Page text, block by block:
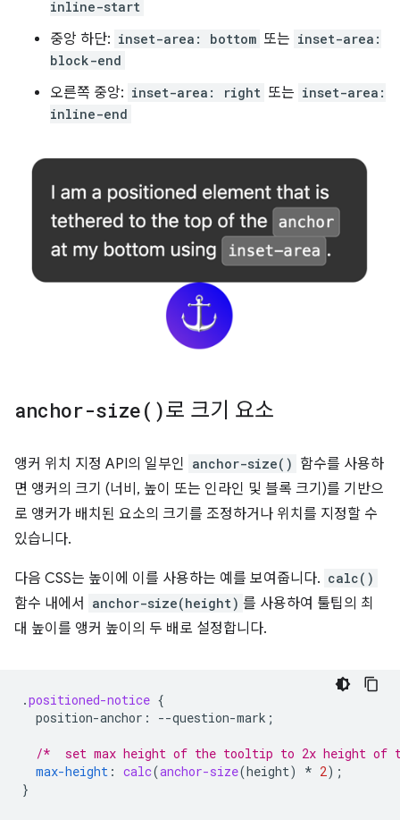
inline-start
중앙 하단: inset-area: bottom 또는 inset-area:
block-end
오른쪽 중앙: inset-area: right 또는 inset-area:
inline-end
anchor-size( )로 크기 요소
앵커 위치 지정 API의 일부인 anchor-size() 함수를 사용하
면 앵커의 크기 (너비, 높이 또는 인라인 및 블록 크기)를 기반으
로 앵커가 배치된 요소의 크기를 조정하거나 위치를 지정할 수
있습니다.
다음 CSS는 높이에 이를 사용하는 예를 보여줍니다. calc()
함수 내에서 anchor-size(height) 를 사용하여 툴팁의 최
대 높이를 앵커 높이의 두 배로 설정합니다.
.positioned-notice {
position-anchor : --question-mark ;
/*  set max height of the tooltip to 2x height of
max-height : calc(anchor-size(height) * 2);
}